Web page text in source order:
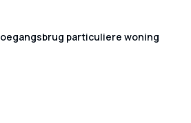
particuliere woning